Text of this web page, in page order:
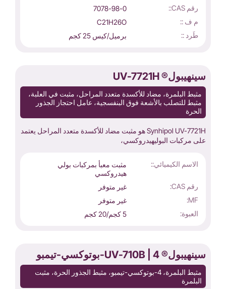
رقم CAS::
7078-98-0
م ف ::
C21H26O
طَرد ::
برميل/كيس 25 كجم
سينهيبول® UV-7721H
مثبط البلمرة، مضاد للأكسدة متعدد المراحل، مثبت في العلبة،
مثبط للتصلب بالأشعة فوق البنفسجية، عامل احتجاز الجذور
الحرة
Synhipol UV-7721H هو مثبت مضاد للأكسدة متعدد المراحل يعتمد
على مركبات البوليهيدروكسي،
الاسم الكيميائي::
مثبت معبأ بمركبات بولي
هيدروكسي
رقم CAS:
غير متوفر
MF:
غير متوفر
العبوة:
5 كجم/20 كجم
سينهيبول® UV-710B | 4-بوتوكسي-تيمبو
مثبط البلمرة، 4-بوتوكسي-تيمبو، مثبط الجذور الحرة، مثبت
البلمرة